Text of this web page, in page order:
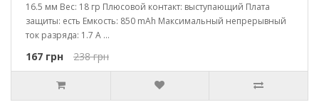
16.5 мм Вес: 18 гр Плюсовой контакт: выступающий Плата
защиты: есть Емкость: 850 mAh Максимальный непрерывный
ток разряда: 1.7 A ...
167 грн 238 грн